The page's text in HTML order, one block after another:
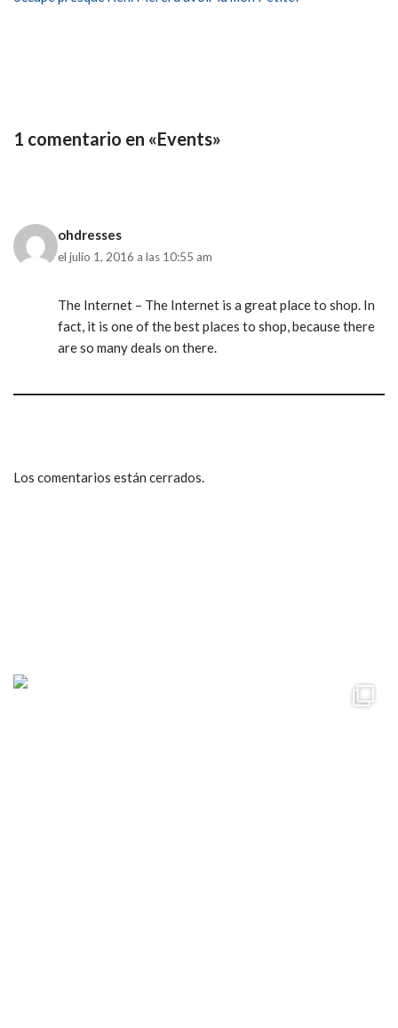
1 comentario en «Events»
ohdresses
el julio 1, 2016 a las 10:55 am
The Internet – The Internet is a great place to shop. In
fact, it is one of the best places to shop, because there
are so many deals on there.
Los comentarios están cerrados.